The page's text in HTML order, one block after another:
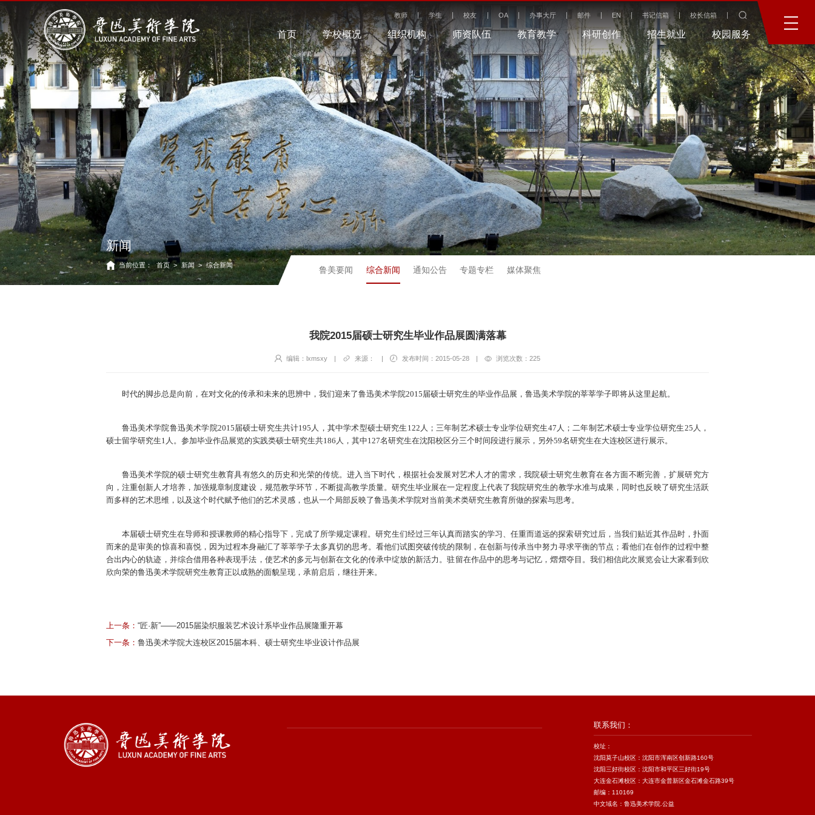
教师 学生 校友 OA 办事大厅 邮件 EN 书记信箱 校长信箱
首页 学校概况 组织机构 师资队伍 教育教学 科研创作 招生就业 校园服务
新闻
当前位置： 首页 > 新闻 > 综合新闻
鲁美要闻 综合新闻 通知公告 专题专栏 媒体聚焦
我院2015届硕士研究生毕业作品展圆满落幕
编辑：lxmsxy | 来源： | 发布时间：2015-05-28 | 浏览次数：225
时代的脚步总是向前，在对文化的传承和未来的思辨中，我们迎来了鲁迅美术学院2015届硕士研究生的毕业作品展，鲁迅美术学院的莘莘学子即将从这里起航。
鲁迅美术学院鲁迅美术学院2015届硕士研究生共计195人，其中学术型硕士研究生122人；三年制艺术硕士专业学位研究生47人；二年制艺术硕士专业学位研究生25人，
硕士留学研究生1人。参加毕业作品展览的实践类硕士研究生共186人，其中127名研究生在沈阳校区分三个时间段进行展示，另外59名研究生在大连校区进行展示。
鲁迅美术学院的硕士研究生教育具有悠久的历史和光荣的传统。进入当下时代，根据社会发展对艺术人才的需求，我院硕士研究生教育在各方面不断完善，扩展研究方
向，注重创新人才培养，加强规章制度建设，规范教学环节，不断提高教学质量。研究生毕业展在一定程度上代表了我院研究生的教学水准与成果，同时也反映了研究生活跃
而多样的艺术思维，以及这个时代赋予他们的艺术灵感，也从一个局部反映了鲁迅美术学院对当前美术类研究生教育所做的探索与思考。
本届硕士研究生在导师和授课教师的精心指导下，完成了所学规定课程。研究生们经过三年认真而踏实的学习、任重而道远的探索研究过后，当我们贴近其作品时，扑面
而来的是审美的惊喜和喜悦，因为过程本身融汇了莘莘学子太多真切的思考。看他们试图突破传统的限制，在创新与传承当中努力寻求平衡的节点；看他们在创作的过程中整
合出内心的轨迹，并综合借用各种表现手法，使艺术的多元与创新在文化的传承中绽放的新活力。驻留在作品中的思考与记忆，熠熠夺目。我们相信此次展览会让大家看到欣
欣向荣的鲁迅美术学院研究生教育正以成熟的面貌呈现，承前启后，继往开来。
上一条： “匠·新”——2015届染织服装艺术设计系毕业作品展隆重开幕
下一条： 鲁迅美术学院大连校区2015届本科、硕士研究生毕业设计作品展
联系我们：
校址：
沈阳莫子山校区：沈阳市浑南区创新路160号
沈阳三好街校区：沈阳市和平区三好街19号
大连金石滩校区：大连市金普新区金石滩金石路39号
邮编：110169
中文域名：鲁迅美术学院.公益